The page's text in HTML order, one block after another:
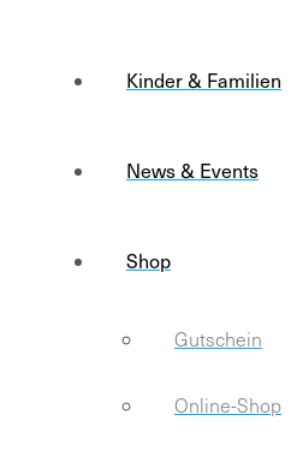
Kinder & Familien
News & Events
Shop
Gutschein
Online-Shop